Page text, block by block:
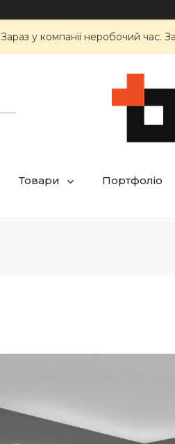
Зараз у компанії неробочий час.
Товари Портфоліо